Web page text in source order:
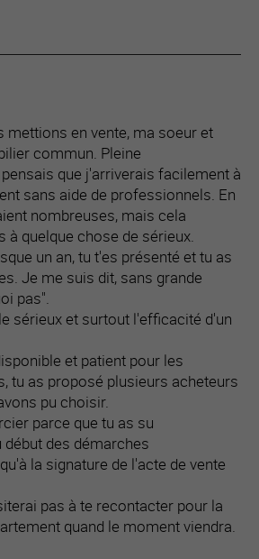
mettions en vente, ma soeur et
commun. Pleine
que j'arriverais facilement à
sans aide de professionnels. En
nombreuses, mais cela
à quelque chose de sérieux.
un an, tu t'es présenté et tu as
Je me suis dit, sans grande
pas".
sérieux et surtout l'efficacité d'un
et patient pour les
tu as proposé plusieurs acheteurs
pu choisir.
parce que tu as su
des démarches
la signature de l'acte de vente
pas à te recontacter pour la
quand le moment viendra.